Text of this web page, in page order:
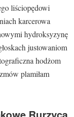
liściopędowi
karcerowa
hydroksyzynę
justowaniom
hodżom
plamiłam